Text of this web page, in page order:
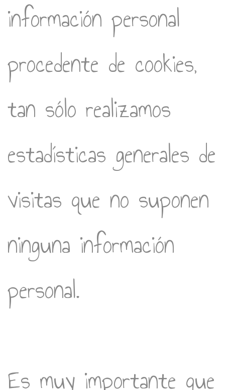
información personal
procedente de cookies,
tan sólo realizamos
estadísticas generales de
visitas que no suponen
ninguna información
personal.
Es muy importante que